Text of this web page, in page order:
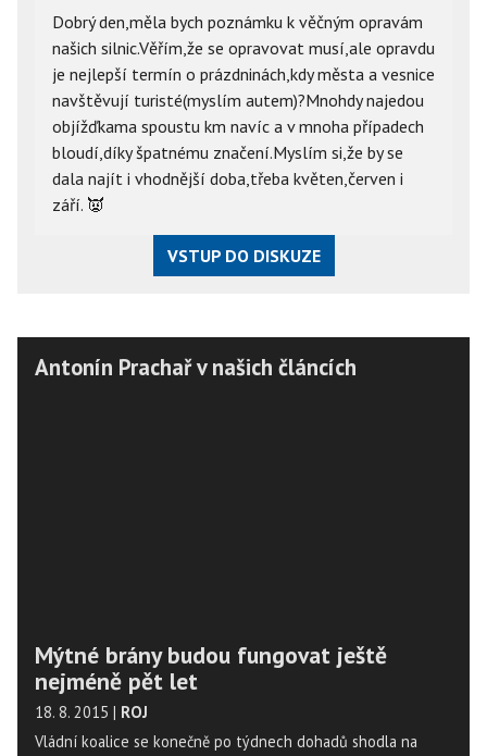
Dobrý den,měla bych poznámku k věčným opravám
našich silnic.Věřím,že se opravovat musí,ale opravdu
je nejlepší termín o prázdninách,kdy města a vesnice
navštěvují turisté(myslím autem)?Mnohdy najedou
objížďkama spoustu km navíc a v mnoha případech
bloudí,díky špatnému značení.Myslím si,že by se
dala najít i vhodnější doba,třeba květen,červen i
září. 👿
VSTUP DO DISKUZE
Antonín Prachař v našich článcích
Mýtné brány budou fungovat ještě
nejméně pět let
18. 8. 2015 | ROJ
Vládní koalice se konečně po týdnech dohadů shodla na